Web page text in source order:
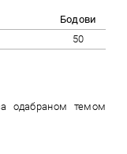
Бодови
50
одабраном темом